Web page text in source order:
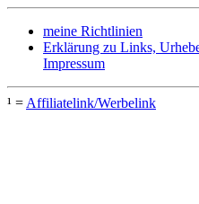
meine Richtlinien
Erklärung zu Links,
Impressum
¹ = Affiliatelink/Werbelink